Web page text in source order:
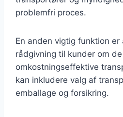
problemfri proces.
En anden vigtig funktion er
rådgivning til kunder om
omkostningseffektive
kan inkludere valg af
emballage og forsikring.